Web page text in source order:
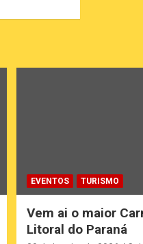
EVENTOS TURISMO
Vem ai o maior
Litoral do Paraná